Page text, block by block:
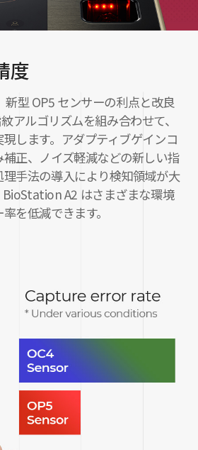
度
型 OP5 センサーの利点と改良
アルゴリズムを組み合わせて、
します。アダプティブゲインコ
正、ノイズ軽減などの新しい指
手法の導入により検知領域が大
BioStation A2 はさまざまな環境
を低減できます。